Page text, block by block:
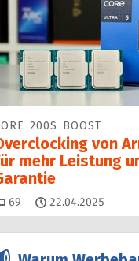
200S BOOST
von
mehr Leistung
69 Kommentare
22.04.2025